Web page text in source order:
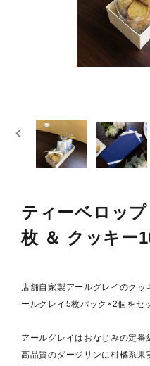
ご利用ガイド
特定商取引法について
ティーベロッ
枚 ＆ クッキー
店舗自家製アールグレイのク
ールグレイ5枚パック×2個をセ
アールグレイはおなじみの定番
高品質のダージリンに柑橘系